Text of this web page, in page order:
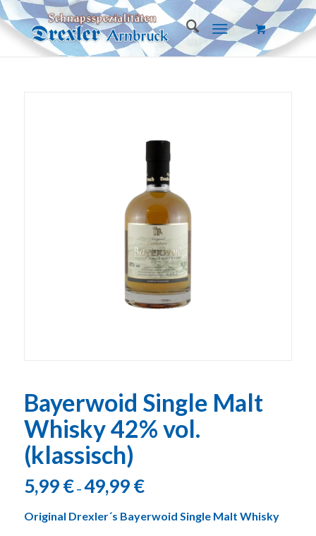
Bayerwoid Single Malt
Whisky 42% vol.
(klassisch)
5,99€– 49,99€
Original Drexler´s Bayerwoid Single Malt Whisky